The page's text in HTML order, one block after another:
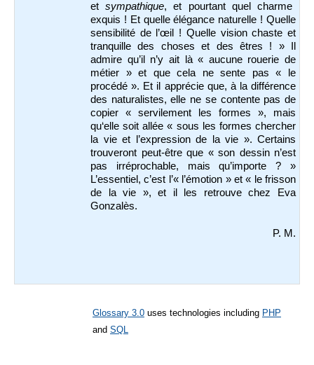
etsympathique, et pourtant quel charme
exquis ! Et quelle élégance naturelle ! Quelle
sensibilité de l’œil ! Quelle vision chaste et
tranquille des choses et des êtres ! » Il
admire qu’il n’y ait là « aucune rouerie de
métier » et que cela ne sente pas « le
procédé ». Et il apprécie que, à la différence
des naturalistes, elle ne se contente pas de
copier « servilement les formes », mais
qu‘elle soit allée « sous les formes chercher
la vie et l’expression de la vie ». Certains
trouveront peut-être que « son dessin n’est
pas irréprochable, mais qu’importe ? »
L’essentiel, c’est l’« l’émotion » et « le frisson
de la vie », et il les retrouve chez Eva
Gonzalès.
P. M.
Glossary 3.0 uses technologies including PHP
and SQL